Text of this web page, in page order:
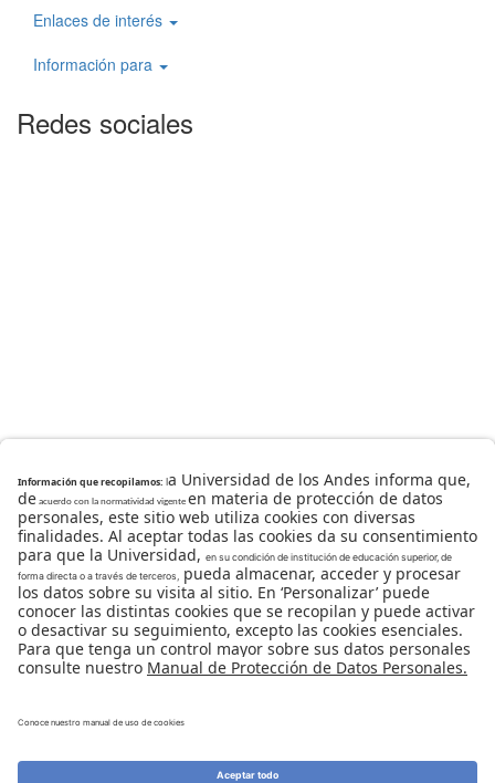
Enlaces de interés
Información para
Redes sociales
de mayo de 1964.